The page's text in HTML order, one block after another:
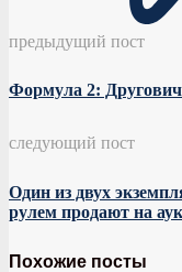
предыдущий пост
Формула 2: Другович
следующий пост
Один из двух
рулем продают на
Похожие посты